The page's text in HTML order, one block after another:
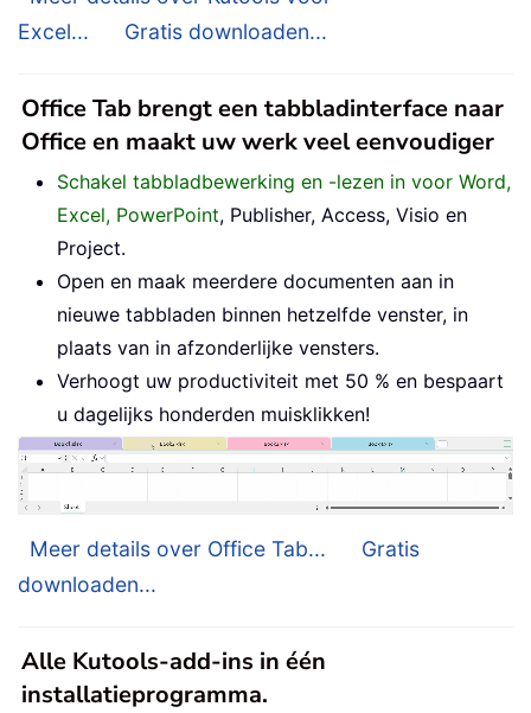
Excel...
Gratis downloaden...
Office Tab brengt een tabbladinterface naar
Office en maakt uw werk veel eenvoudiger
Schakel tabbladbewerking en -lezen in voor Word,
Excel, PowerPoint, Publisher, Access, Visio en
Project.
Open en maak meerdere documenten aan in
nieuwe tabbladen binnen hetzelfde venster, in
plaats van in afzonderlijke vensters.
Verhoogt uw productiviteit met 50 % en bespaart
u dagelijks honderden muisklikken!
Meer details over Office Tab...
Gratis
downloaden...
Alle Kutools-add-ins in één
installatieprogramma.